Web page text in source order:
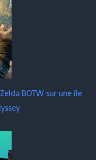
BOTW sur une île